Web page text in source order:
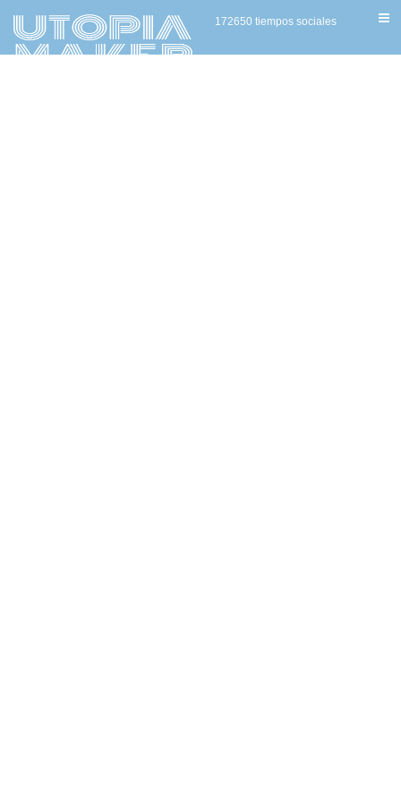
172650 tiempos sociales